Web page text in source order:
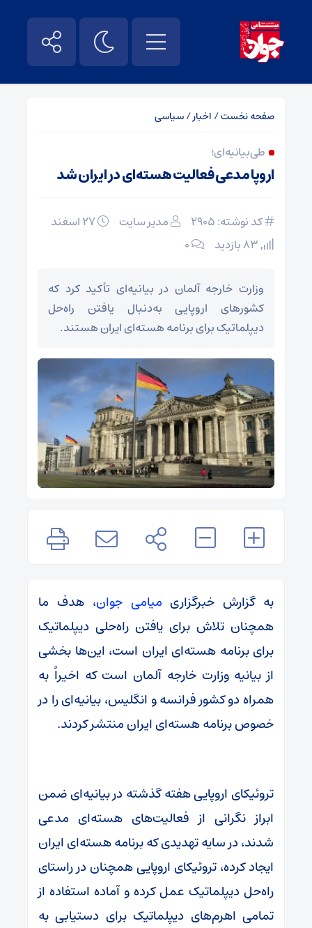
صفحه نخست/ اخبار/سیاسی
طی بیانیه‌ای؛
اروپا مدعی فعالیت هسته‌ای در ایران شد
کد نوشته: 2905 مدیر سایت
۰
وزارت خارجه آلمان در بیانیه‌ای تأکید کرد که
کشورهای اروپایی به‌دنبال یافتن راه‌حل
دیپلماتیک برای برنامه هسته‌ای ایران هستند.
به گزارش خبرگزاری میامی جوان، هدف ما
همچنان تلاش برای یافتن راه‌حلی دیپلماتیک
برای برنامه هسته‌ای ایران است، این‌ها بخشی
از بیانیه وزارت خارجه آلمان است که اخیراً به
همراه دو کشور فرانسه و انگلیس، بیانیه‌ای را در
خصوص برنامه هسته‌ای ایران منتشر کردند.
تروئیکای اروپایی هفته گذشته در بیانیه‌ای ضمن
ابراز نگرانی از فعالیت‌های هسته‌ای مدعی
شدند، در سایه تهدیدی که برنامه هسته‌ای ایران
ایجاد کرده، تروئیکای اروپایی همچنان در راستای
راه‌حل دیپلماتیک عمل کرده و آماده استفاده از
تمامی اهرم‌های دیپلماتیک برای دستیابی به